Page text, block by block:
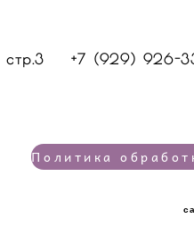
стр.3 +7 (929) 926-
Политика